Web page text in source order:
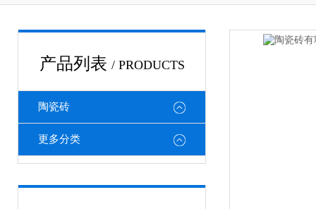
产品列表 / PRODUCTS
陶瓷砖
更多分类